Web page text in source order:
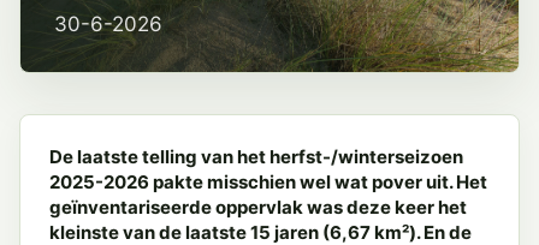
30-6-2026
De laatste telling van het herfst-/winterseizoen
2025-2026 pakte misschien wel wat pover uit. Het
geïnventariseerde oppervlak was deze keer het
kleinste van de laatste 15 jaren (6,67 km²). En de